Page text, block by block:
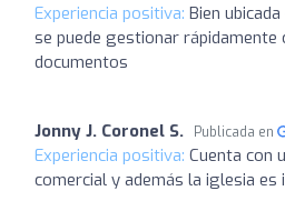
Experiencia positiva: Bien
se puede gestionar rápidamente
documentos
Jonny J. Coronel S. Publicada en
Experiencia positiva: Cuenta con
comercial y además la iglesia es